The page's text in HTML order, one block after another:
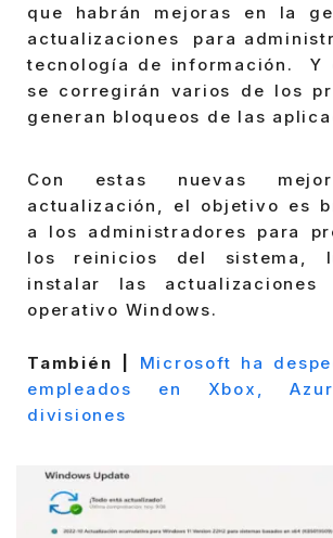
que habrán mejoras en la
actualizaciones para
tecnología de información. Y
se corregirán varios de los
generan bloqueos de las
Con estas nuevas
actualización, el objetivo es
a los administradores para
los reinicios del sistema,
instalar las actualizaciones
operativo Windows.
También | Microsoft ha
empleados en Xbox,
divisiones